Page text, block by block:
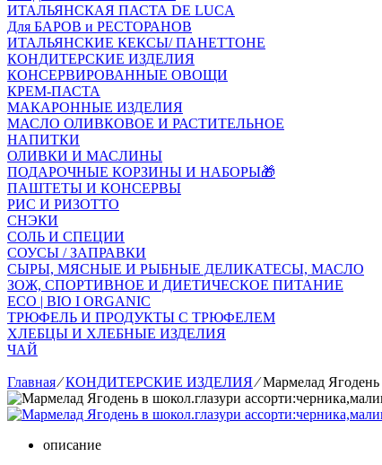
ИТАЛЬЯНСКАЯ ПАСТА DE LUCA
Для БАРОВ и РЕСТОРАНОВ
ИТАЛЬЯНСКИЕ КЕКСЫ/ ПАНЕТТОНЕ
КОНДИТЕРСКИЕ ИЗДЕЛИЯ
КОНСЕРВИРОВАННЫЕ ОВОЩИ
КРЕМ-ПАСТА
МАКАРОННЫЕ ИЗДЕЛИЯ
МАСЛО ОЛИВКОВОЕ И РАСТИТЕЛЬНОЕ
НАПИТКИ
ОЛИВКИ И МАСЛИНЫ
ПОДАРОЧНЫЕ КОРЗИНЫ И НАБОРЫ🎁
ПАШТЕТЫ И КОНСЕРВЫ
РИС И РИЗОТТО
СНЭКИ
СОЛЬ И СПЕЦИИ
СОУСЫ / ЗАПРАВКИ
СЫРЫ, МЯСНЫЕ И РЫБНЫЕ ДЕЛИКАТЕСЫ, МАСЛО
ЗОЖ, СПОРТИВНОЕ И ДИЕТИЧЕСКОЕ ПИТАНИЕ
ECO | BIO I ORGANIC
ТРЮФЕЛЬ И ПРОДУКТЫ С ТРЮФЕЛЕМ
ХЛЕБЦЫ И ХЛЕБНЫЕ ИЗДЕЛИЯ
ЧАЙ
Главная⁄КОНДИТЕРСКИЕ ИЗДЕЛИЯ ⁄ Мармелад Ягодень
описание